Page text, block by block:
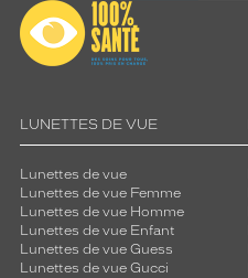
LUNETTES DE VUE
Lunettes de vue
Lunettes de vue Femme
Lunettes de vue Homme
Lunettes de vue Enfant
Lunettes de vue Guess
Lunettes de vue Gucci